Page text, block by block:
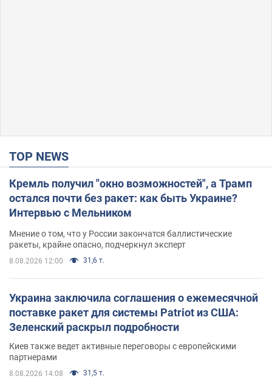
TOP NEWS
Кремль получил "окно возможностей", а Трамп
остался почти без ракет: как быть Украине?
Интервью с Мельником
Мнение о том, что у России закончатся баллистические
ракеты, крайне опасно, подчеркнул эксперт
8.08.2026 12:00 31,6 т.
Украина заключила соглашения о ежемесячной
поставке ракет для системы Patriot из США:
Зеленский раскрыл подробности
Киев также ведет активные переговоры с европейскими
партнерами
8.08.2026 14:08 31,5 т.